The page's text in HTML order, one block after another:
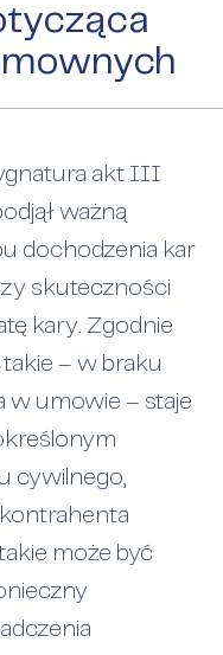
akt III
ważną
dochodzenia kar
skuteczności
kary. Zgodnie
– w braku
w umowie – staje
cywilnego,
może być